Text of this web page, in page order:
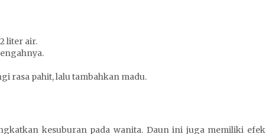
liter air.
rasa pahit, lalu tambahkan madu.
kesuburan pada wanita. Daun ini juga memiliki efek